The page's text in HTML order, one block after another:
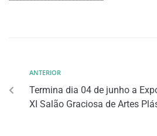
ANTERIOR
Termina dia 04 de junho a
XI Salão Graciosa de Artes